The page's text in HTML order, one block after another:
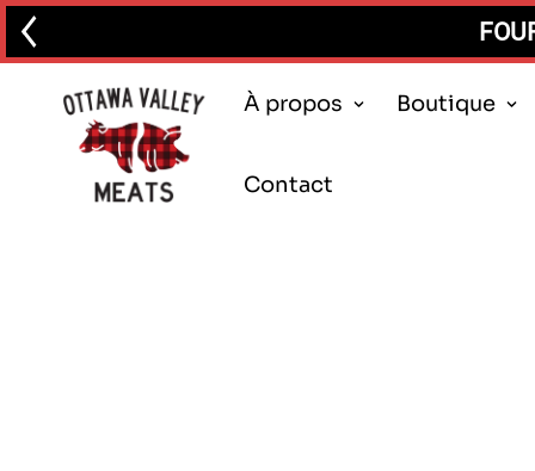
À propos Boutique
Contact